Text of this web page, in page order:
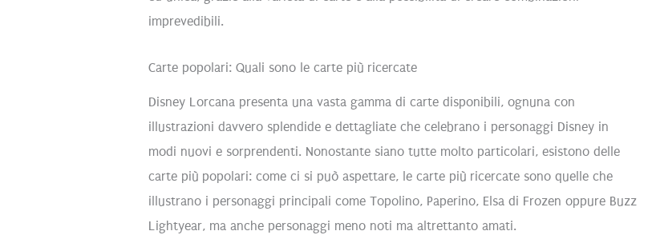
imprevedibili.
Carte popolari: Quali sono le carte più ricercate
Disney Lorcana presenta una vasta gamma di carte disponibili, ognuna con
illustrazioni davvero splendide e dettagliate che celebrano i personaggi Disney in
modi nuovi e sorprendenti. Nonostante siano tutte molto particolari, esistono delle
carte più popolari: come ci si può aspettare, le carte più ricercate sono quelle che
illustrano i personaggi principali come Topolino, Paperino, Elsa di Frozen oppure Buzz
Lightyear, ma anche personaggi meno noti ma altrettanto amati.